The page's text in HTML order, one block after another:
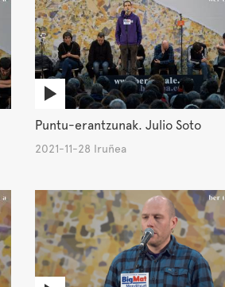
Puntu-erantzunak. Julio Soto
2021-11-28 Iruñea